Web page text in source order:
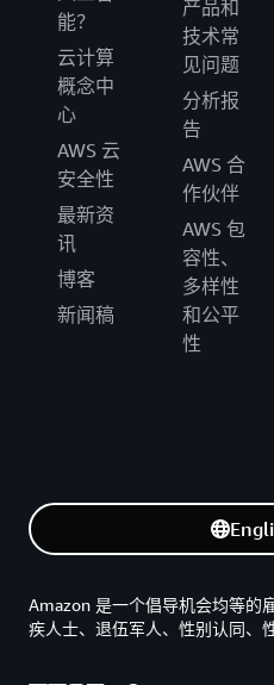
能？
云计算
概念中
心
AWS 云
安全性
最新资
讯
博客
新闻稿
产品和
技术常
见问题
分析报
告
AWS 合
作伙伴
AWS 包
容性、
多样性
和公平
性
Amazon 是一个倡导机会均等的
疾人士、退伍军人、性别认同、